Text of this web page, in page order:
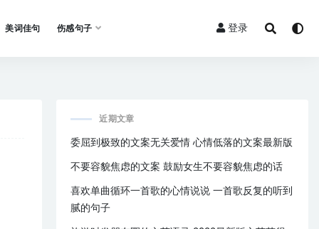
美词佳句 伤感句子 登录
近期文章
委屈到极致的文案无关爱情 心情低落的文案最新版
不要容貌焦虑的文案 鼓励女生不要容貌焦虑的话
喜欢单曲循环一首歌的心情说说 一首歌反复的听到
腻的句子